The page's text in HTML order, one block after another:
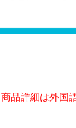
品詳細は外国